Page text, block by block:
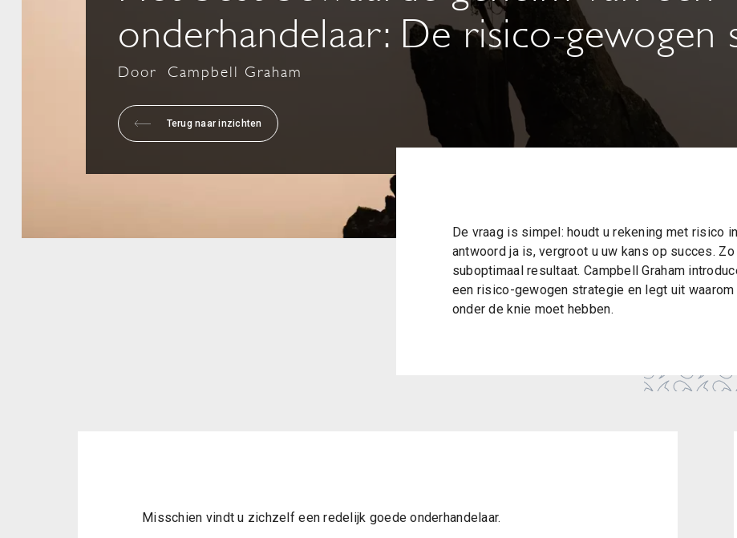
onderhandelaar: De risico-gewogen
Door Campbell Graham
Terug naar inzichten
De vraag is simpel: houdt u rekening met risico
antwoord ja is, vergroot u uw kans op succes.
suboptimaal resultaat. Campbell Graham
een risico-gewogen strategie en legt uit
onder de knie moet hebben.
Misschien vindt u zichzelf een redelijk goede onderhandelaar.